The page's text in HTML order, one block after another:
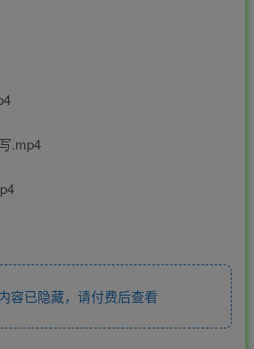
.mp4
容已隐藏，请付费后查看